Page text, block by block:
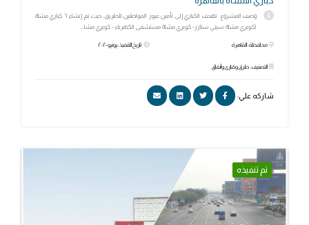
وصف المشروع تهدف الكباري إلى تأمين عبور المواطنين للطريق، حيث تم إنشاء ٦ كباري مشاة
(كوبري مشاة سيتي ستارز- كوبري مشاة مستشفى الكهرباء - كوبري مشا...
محافظة: القاهرة
التصنيف: طرق وكبارى وأنفاق
تاريخ التنفيذ: يونيو ٢٠٢٠
شاركه علي:
تم تنفيذه